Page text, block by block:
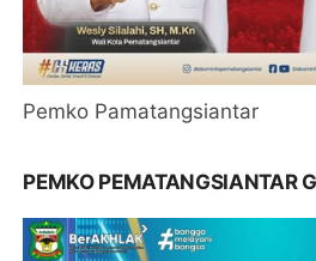
Pemko Pamatangsiantar
PEMKO PEMATANGSIANTAR